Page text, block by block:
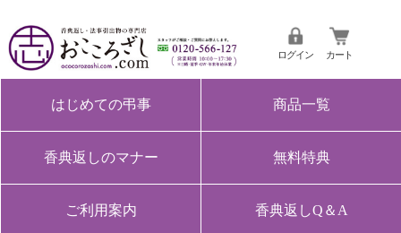
ログイン カート
はじめての弔事 商品一覧
香典返しのマナー 無料特典
ご利用案内 香典返しQ＆A